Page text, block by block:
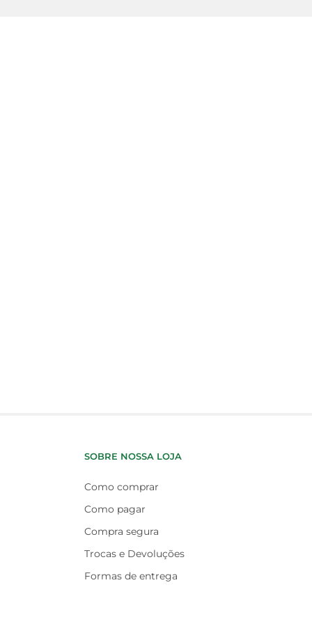
SOBRE NOSSA LOJA
Como comprar
Como pagar
Compra segura
Trocas e Devoluções
Formas de entrega